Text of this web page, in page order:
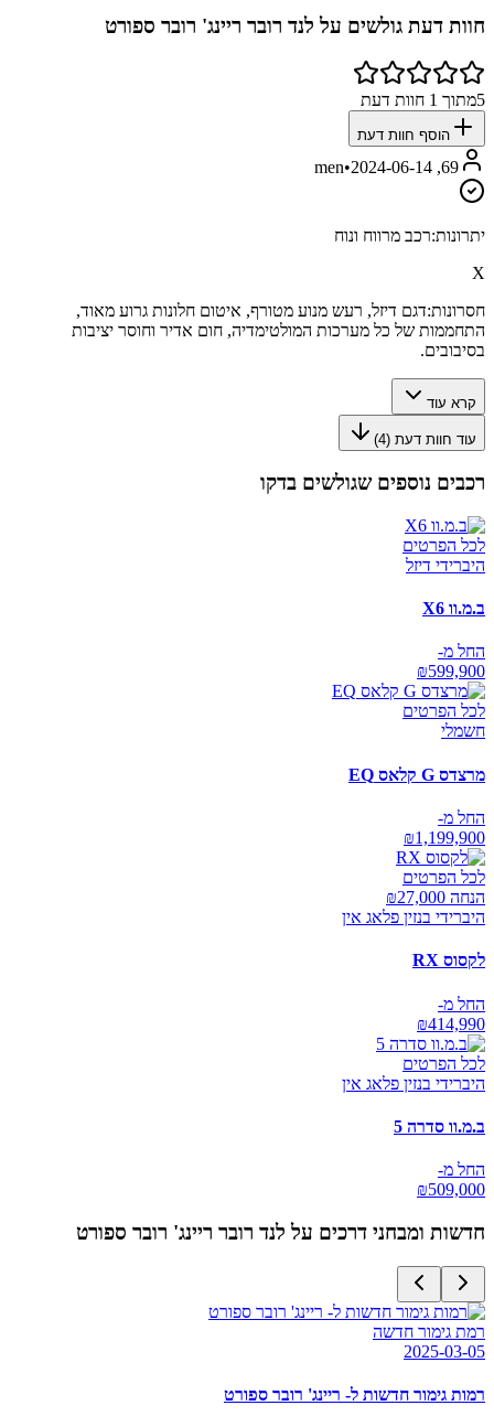
חוות דעת גולשים על לנד רובר ריינג' רובר ספורט
5מתוך 1 חוות דעת
הוסף חוות דעת
69, men
•2024-06-14
יתרונות:רכב מרווח ונוח
X
חסרונות:דגם דיזל, רעש מנוע מטורף, איטום חלונות גרוע מאוד,
התחממות של כל מערכות המולטימדיה, חום אדיר וחוסר יציבות
בסיבובים.
קרא עוד
עוד חוות דעת (4
)
רכבים נוספים שגולשים בדקו
לכל הפרטים
היברידי דיזל
ב.מ.וו X6
החל מ-
₪599,900
לכל הפרטים
חשמלי
מרצדס G קלאס EQ
החל מ-
₪1,199,900
לכל הפרטים
הנחה ₪ 27,000
היברידי בנזין פלאג אין
לקסוס RX
החל מ-
₪414,990
לכל הפרטים
היברידי בנזין פלאג אין
ב.מ.וו סדרה 5
החל מ-
₪509,000
חדשות ומבחני דרכים על לנד רובר ריינג' רובר ספורט
רמת גימור חדשה
2025-03-05
רמות גימור חדשות ל- ריינג' רובר ספורט